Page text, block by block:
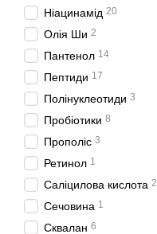
Ніацинамід 20
Олія Ши 2
Пантенол 14
Пептиди 17
Полінуклеотиди 3
Пробіотики 8
Прополіс 3
Ретинол 1
Саліцилова кислота 2
Сечовина 1
Сквалан 6